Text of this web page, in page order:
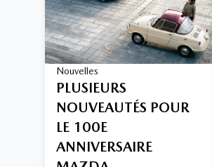
Nouvelles
PLUSIEURS
NOUVEAUTÉS POUR
LE 100E
ANNIVERSAIRE